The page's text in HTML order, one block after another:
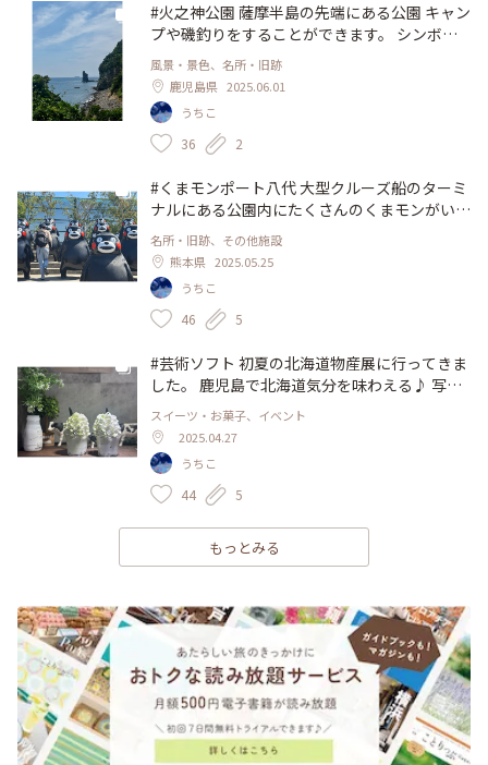
#火之神公園 薩摩半島の先端にある公園 キャン
プや磯釣りをすることができます。 シンボル
の立神岩、開聞岳を眺めることができる景色が
きれいな場所でした(^^) 映画『男たちの大
和』のロケ地にもなっています。 #アートな景
色 #鹿児島 #枕崎市 #立神岩 #絶景 #海
風景・景色、名所・旧跡
鹿児島県 2025.06.01
うちこ
36 2
#くまモンポート八代 大型クルーズ船のターミ
ナルにある公園内にたくさんのくまモンがいま
す(^^) 巨大くまモンはなんと約6メートル！で
かい！ くまモン合唱隊も圧巻です♪ #アートな
景色 #熊本 #八代市 #くまモン
名所・旧跡、その他施設
熊本県 2025.05.25
うちこ
46 5
#芸術ソフト 初夏の北海道物産展に行ってきま
した。 鹿児島で北海道気分を味わえる♪ 写真
は、ピカタの森 駒ケ岳牛乳 の芸術ソフト 濃厚
なバニラと爽やかなシャインマスカットが美味
しかったです😋 #アートな景色 #物産展 #山形
屋 #ピカタの森 #ソフトクリーム
スイーツ・お菓子、イベント
2025.04.27
うちこ
44 5
もっとみる